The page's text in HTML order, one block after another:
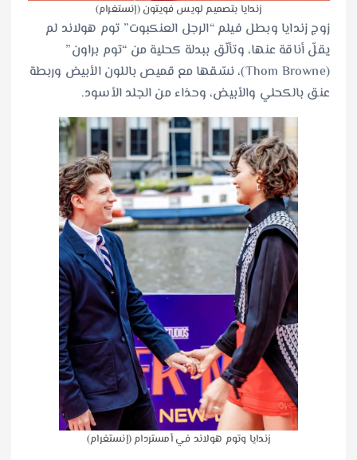
زندايا بتصميم لويس فويتون (إنستغرام)
زوج زندايا وبطل فيلم “الرجل العنكبوت” توم هولاند لم
يقلّ أناقة عنها، وتألّق ببدلة كحلية من “توم براون”
(Thom Browne)، نسّقها مع قميص باللون الأبيض وربطة
عنق بالكحلي والأبيض، وحذاء من الجلد الأسود.
زندايا وتوم هولاند في أمستردام (إنستغرام)